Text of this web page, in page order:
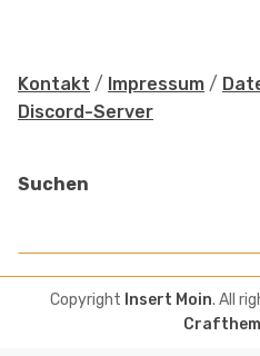
Kontakt / Impressum /
Discord-Server
Suchen
Copyright Insert Moin. All